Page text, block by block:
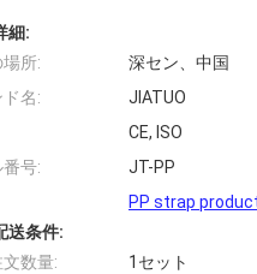
細:
所:
深セン、中国
名:
JIATUO
CE, ISO
号:
JT-PP
PP strap
送条件:
数量:
1セット